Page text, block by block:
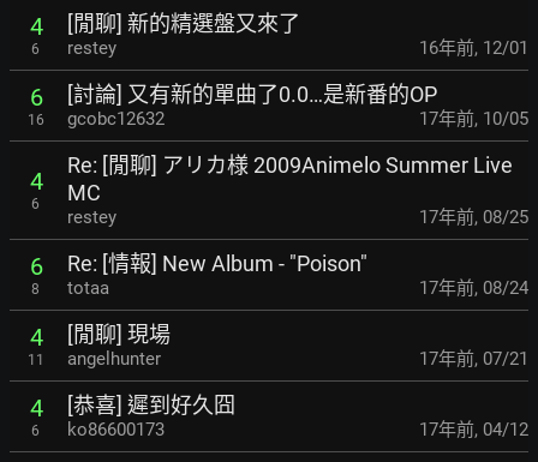
4
6
[閒聊] 新的精選盤又來了
restey 16年前, 12/01
6
16
[討論] 又有新的單曲了0.0…是新番的OP
gcobc12632 17年前, 10/05
4
6
Re: [閒聊] アリカ様 2009Animelo Summer Live
MC
restey 17年前, 08/25
6
8
Re: [情報] New Album - "Poison"
totaa 17年前, 08/24
4
11
[閒聊] 現場
angelhunter 17年前, 07/21
4
6
[恭喜] 遲到好久囧
ko86600173 17年前, 04/12